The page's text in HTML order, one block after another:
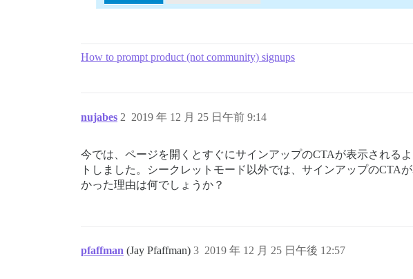
How to prompt product (not community) signups
nujabes 2019 年 12 月 25 日午前 9:14
2
今では、ページを開くとすぐにサインアップのCTAが表示される
トしました。シークレットモード以外では、サインアップのCTA
かった理由は何でしょうか？
pfaffman (Jay Pfaffman) 2019 年 12 月 25 日午後 12:57
3